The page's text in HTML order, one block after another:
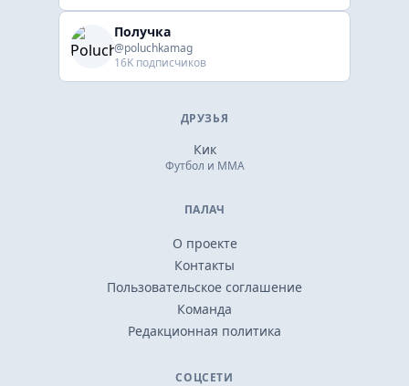
Получка
@poluchkamag
16K подписчиков
ДРУЗЬЯ
Кик
Футбол и ММА
ПАЛАЧ
О проекте
Контакты
Пользовательское соглашение
Команда
Редакционная политика
СОЦСЕТИ